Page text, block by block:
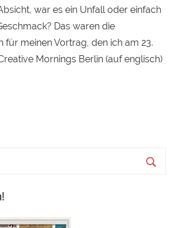
war es ein Unfall oder einfach
Das waren die
für meinen Vortrag, den ich am 23.
Mornings Berlin (auf englisch)